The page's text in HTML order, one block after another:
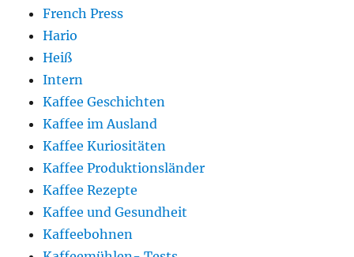
French Press
Hario
Heiß
Intern
Kaffee Geschichten
Kaffee im Ausland
Kaffee Kuriositäten
Kaffee Produktionsländer
Kaffee Rezepte
Kaffee und Gesundheit
Kaffeebohnen